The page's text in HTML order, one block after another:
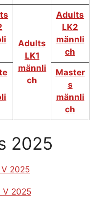
Adults
LK1
männli
ch
Adults
LK2
männli
ch
Master
s
männli
ch
2025
V 2025
V 2025